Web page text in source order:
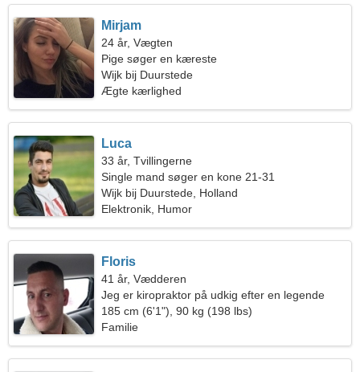
Mirjam
24 år, Vægten
Pige søger en kæreste
Wijk bij Duurstede
Ægte kærlighed
Luca
33 år, Tvillingerne
Single mand søger en kone 21-31
Wijk bij Duurstede, Holland
Elektronik, Humor
Floris
41 år, Vædderen
Jeg er kiropraktor på udkig efter en legende
kvinde
185 cm (6'1"), 90 kg (198 lbs)
Familie